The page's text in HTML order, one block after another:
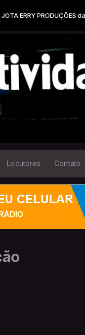
das 00:00 às
Locutores Contato